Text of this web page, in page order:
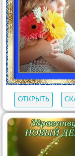
ОТКРЫТЬ